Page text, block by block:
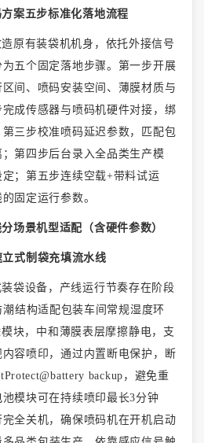
案五步标准化落地流程
原有装袋机机身，依托外接信号
五个固定落地步骤。第一步开展
间、喷码安装空间、薄膜材质与
成传感器与喷码机硬件对接，绑
三步校准喷码延迟参数，匹配包
第四步后台录入全品类生产模
；第五步连续空载+带料试运
固定运行参数。
场景机型适配（含硬件参数）
式制袋充填流水线
袋设备，产线运行节奏存在阶段
潮结构适配包装车间常规湿度环
块，中和薄膜表层摩擦静电，支
容喷印，通过内置断电保护，断
backup，避免重
模块可在持续喷印最长3分钟
全关机，确保喷码机在开机启动